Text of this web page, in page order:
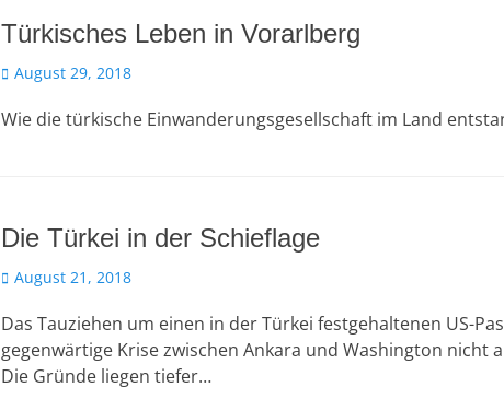
Türkisches Leben in Vorarlberg
Veröffentlicht
August 29, 2018
Wie die türkische Einwanderungsgesellschaft im Land
Die Türkei in der Schieflage
Veröffentlicht
August 21, 2018
Das Tauziehen um einen in der Türkei festgehaltenen US-
gegenwärtige Krise zwischen Ankara und Washington nicht
Die Gründe liegen tiefer…